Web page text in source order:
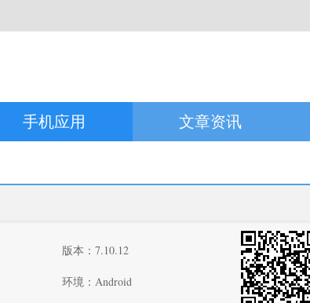
手机应用 文章资讯
版本：7.10.12
环境：Android